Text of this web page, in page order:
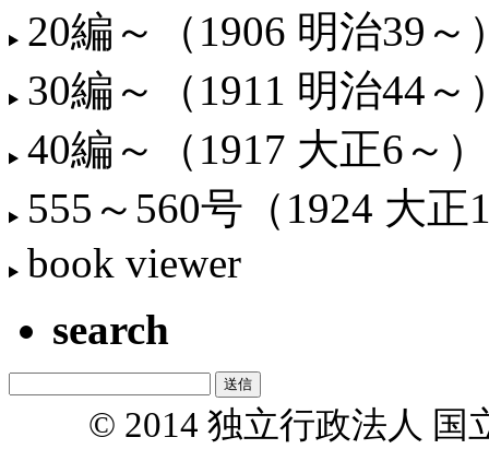
20編～（1906 明治39～
30編～（1911 明治44～
40編～（1917 大正6～）
555～560号（1924 大正
book viewer
search
© 2014 独立行政法人 国